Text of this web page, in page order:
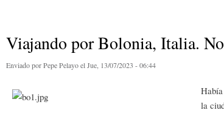
Viajando por Bolonia, Italia.
Enviado porPepe Pelayoel Jue, 13/07/2023 - 06:44
la